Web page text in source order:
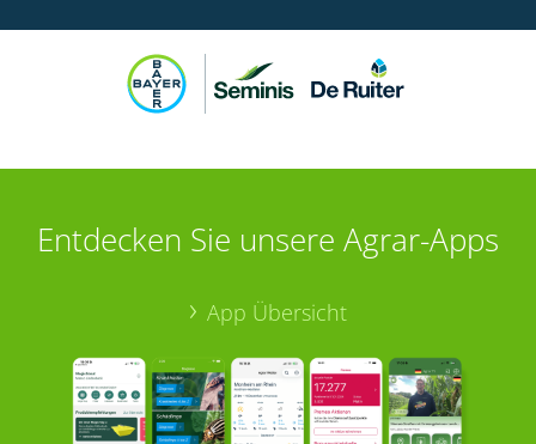
Entdecken Sie unsere Agrar-Apps
App Übersicht